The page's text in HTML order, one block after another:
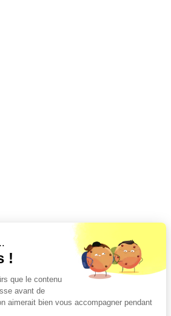
!
que le contenu
avant de
aimerait bien vous accompagner pendant